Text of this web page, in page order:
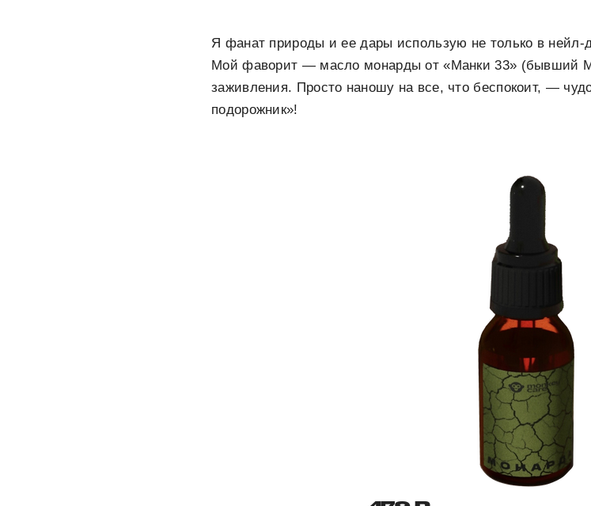
Я фанат природы и ее дары использую не только в нейл-
Мой фаворит — масло монарды от «Манки 33» (бывший
заживления. Просто наношу на все, что беспокоит, —
подорожник»!